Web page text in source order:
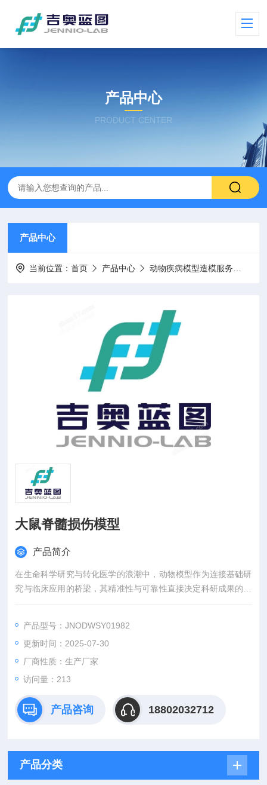
产品中心
PRODUCT CENTER
产品中心
当前位置：首页 产品中心 动物疾病模型造模服务
大鼠脊髓损伤模型
产品简介
在生命科学研究与转化医学的浪潮中，动物模型作为连接基础研
究与临床应用的桥梁，其精准性与可靠性直接决定科研成果的价
值。吉奥蓝图（JENNIO-LAB）深耕生物医学领域十余载，凭借
机构、药企及医疗机构提供覆盖动物模型构建、药效评价、数据
分析与成果转化的一站式解决方案，助力客户突破科研瓶颈，加
速创新成果落地。
产品型号：JNODWSY01982
更新时间：2025-07-30
厂商性质：生产厂家
访问量：213
产品咨询 18802032712
产品分类